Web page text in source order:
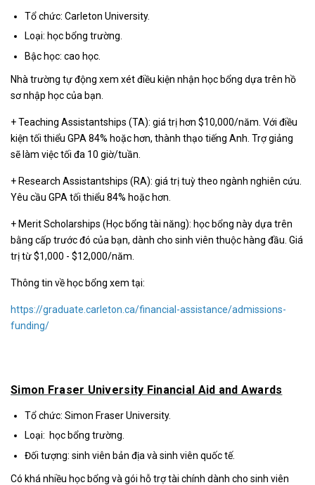
Tổ chức: Carleton University.
Loại: học bổng trường.
Bậc học: cao học.
Nhà trường tự động xem xét điều kiện nhận học bổng dựa trên hồ
sơ nhập học của bạn.
+ Teaching Assistantships (TA): giá trị hơn $10,000/năm. Với điều
kiện tối thiểu GPA 84% hoặc hơn, thành thạo tiếng Anh. Trợ giảng
sẽ làm việc tối đa 10 giờ/tuần.
+ Research Assistantships (RA): giá trị tuỳ theo ngành nghiên cứu.
Yêu cầu GPA tối thiểu 84% hoặc hơn.
+ Merit Scholarships (Học bổng tài năng): học bổng này dựa trên
bằng cấp trước đó của bạn, dành cho sinh viên thuộc hàng đầu. Giá
trị từ $1,000 - $12,000/năm.
Thông tin về học bổng xem tại:
https://graduate.carleton.ca/financial-assistance/admissions-
funding/
Simon Fraser University Financial Aid and Awards
Tổ chức: Simon Fraser University.
Loại: học bổng trường.
Đối tượng: sinh viên bản địa và sinh viên quốc tế.
Có khá nhiều học bổng và gói hỗ trợ tài chính dành cho sinh viên